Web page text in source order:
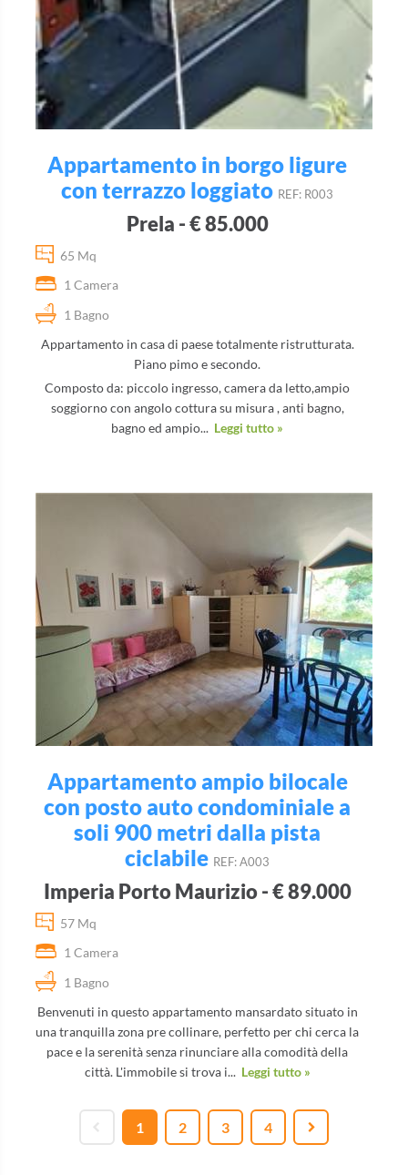
Appartamento in borgo ligure
con terrazzo loggiato REF: R003
Prela - € 85.000
65 Mq
1 Camera
1 Bagno
Appartamento in casa di paese totalmente ristrutturata.
Piano pimo e secondo.
Composto da: piccolo ingresso, camera da letto,ampio
soggiorno con angolo cottura su misura , anti bagno,
bagno ed ampio... Leggi tutto »
Appartamento ampio bilocale
con posto auto condominiale a
soli 900 metri dalla pista
ciclabile REF: A003
Imperia Porto Maurizio - € 89.000
57 Mq
1 Camera
1 Bagno
Benvenuti in questo appartamento mansardato situato in
una tranquilla zona pre collinare, perfetto per chi cerca la
pace e la serenità senza rinunciare alla comodità della
città. L'immobile si trova i... Leggi tutto »
1 2 3 4